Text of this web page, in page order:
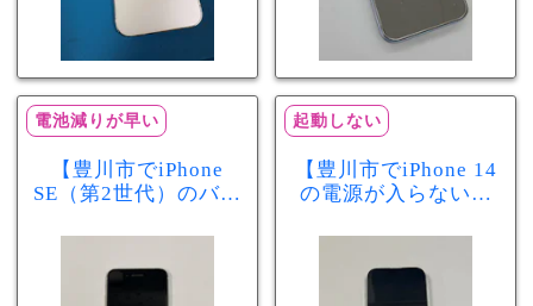
電池減りが早い
【豊川市でiPhone
SE（第2世代）のバッ
スマ豊川店】電池の
減りが早い症状も当
起動しない
【豊川市でiPhone 14
の電源が入らない修
店】バッテリー交換
で復旧するケースも
あります！